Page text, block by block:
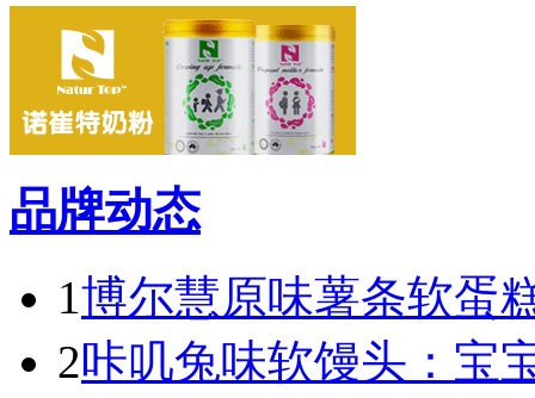
品牌动态
1博尔慧原味薯条软蛋
2咔叽兔味软馒头：宝